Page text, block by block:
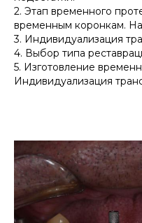
2. Этап временного
временным коронкам.
3. Индивидуализация
4. Выбор типа
5. Изготовление
Индивидуализация